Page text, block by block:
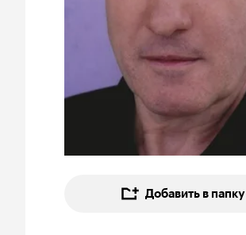
Добавить в папку